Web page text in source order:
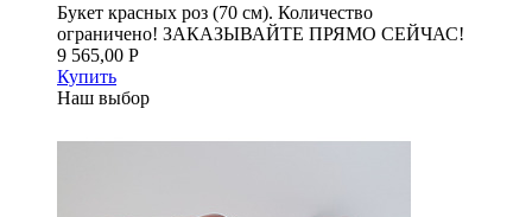
Букет красных роз (70 см). Количество
ограничено! ЗАКАЗЫВАЙТЕ ПРЯМО СЕЙЧАС!
9 565,00 Р
Купить
Наш выбор